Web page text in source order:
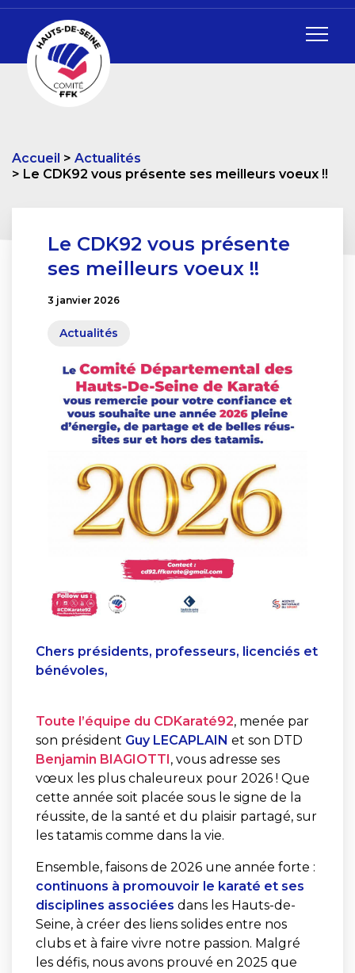
Accueil
Actualités
Le CDK92 vous présente ses meilleurs voeux !!
Le CDK92 vous présente
ses meilleurs voeux !!
3 janvier 2026
Actualités
Chers présidents, professeurs, licenciés et
bénévoles,
Toute l’équipe du CDKaraté92, menée par
son président Guy LECAPLAIN et son DTD
Benjamin BIAGIOTTI, vous adresse ses
vœux les plus chaleureux pour 2026 ! Que
cette année soit placée sous le signe de la
réussite, de la santé et du plaisir partagé, sur
les tatamis comme dans la vie.
Ensemble, faisons de 2026 une année forte :
continuons à promouvoir le karaté et ses
disciplines associées dans les Hauts-de-
Seine, à créer des liens solides entre nos
clubs et à faire vivre notre passion. Malgré
les défis, nous avons prouvé en 2025 que